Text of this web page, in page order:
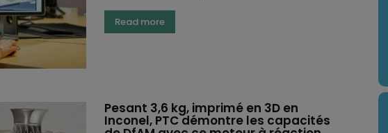
Read more
Pesant 3,6 kg, imprimé en 3D en
Inconel, PTC démontre les capacités